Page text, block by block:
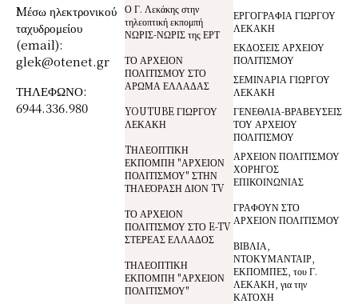
Mέσω ηλεκτρονικού
ταχυδρομείου
(email):
glek@otenet.gr
ΤΗΛΕΦΩΝΟ:
6944.336.980
Ο Γ. Λεκάκης στην
τηλεοπτική εκπομπή
ΝΩΡΙΣ-ΝΩΡΙΣ της ΕΡΤ
ΤΟ ΑΡΧΕΙΟΝ
ΠΟΛΙΤΙΣΜΟΥ ΣΤΟ
ΑΡΩΜΑ ΕΛΛΑΔΑΣ
YOUTUBE ΓΙΩΡΓΟΥ
ΛΕΚΑΚΗ
TΗΛΕΟΠΤΙΚΗ
ΕΚΠΟΜΠΗ "ΑΡΧΕΙΟΝ
ΠΟΛΙΤΙΣΜΟΥ" ΣΤΗΝ
ΤΗΛΕΌΡΑΣΗ ΔΙΟΝ TV
ΤΟ ΑΡΧΕΙΟΝ
ΠΟΛΙΤΙΣΜΟΥ ΣΤΟ E-TV
ΣΤΕΡΕΑΣ ΕΛΛΑΔΟΣ
ΤΗΛΕΟΠΤΙΚΗ
ΕΚΠΟΜΠΗ "ΑΡΧΕΙΟΝ
ΠΟΛΙΤΙΣΜΟΥ"
ΕΡΓΟΓΡΑΦΙΑ ΓΙΩΡΓΟΥ
ΛΕΚΑΚΗ
ΕΚΔΟΣΕΙΣ ΑΡΧΕΙΟΥ
ΠΟΛΙΤΙΣΜΟΥ
ΣΕΜΙΝΑΡΙΑ ΓΙΩΡΓΟΥ
ΛΕΚΑΚΗ
ΓΕΝΕΘΛΙΑ-ΒΡΑΒΕΥΣΕΙΣ
ΤΟΥ ΑΡΧΕΙΟΥ
ΠΟΛΙΤΙΣΜΟΥ
ΑΡΧΕΙΟΝ ΠΟΛΙΤΙΣΜΟΥ
ΧΟΡΗΓΟΣ
ΕΠΙΚΟΙΝΩΝΙΑΣ
ΓΡΑΦΟΥΝ ΣΤΟ
ΑΡΧΕΙΟΝ ΠΟΛΙΤΙΣΜΟΥ
ΒΙΒΛΙΑ,
ΝΤΟΚΥΜΑΝΤΑΙΡ,
ΕΚΠΟΜΠΕΣ, του Γ.
ΛΕΚΑΚΗ, για την
ΚΑΤΟΧΗ